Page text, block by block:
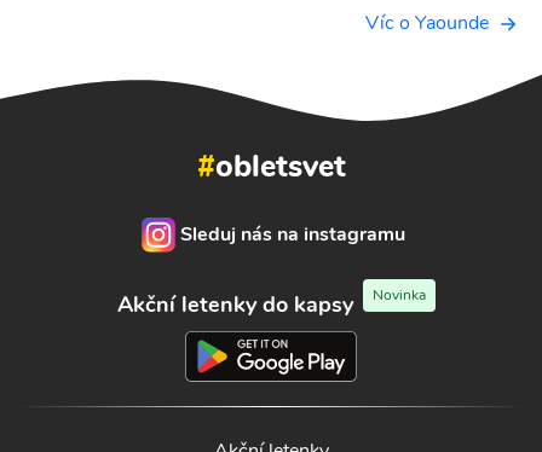
Víc o Yaounde
#obletsvet
Sleduj nás na instagramu
Akční letenky do kapsy Novinka